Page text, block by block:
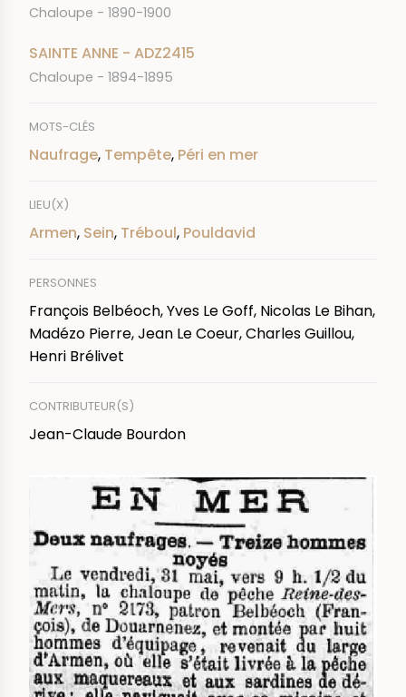
Chaloupe - 1890-1900
SAINTE ANNE - ADZ2415
Chaloupe - 1894-1895
MOTS-CLÉS
Naufrage, Tempête, Péri en mer
LIEU(X)
Armen, Sein, Tréboul, Pouldavid
PERSONNES
François Belbéoch, Yves Le Goff, Nicolas Le Bihan,
Madézo Pierre, Jean Le Coeur, Charles Guillou,
Henri Brélivet
CONTRIBUTEUR(S)
Jean-Claude Bourdon